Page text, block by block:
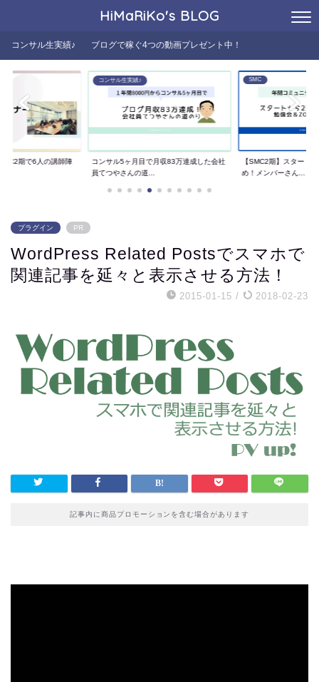
HiMaRiKo's BLOG
コンサル生実績♪ ブログで稼ぐ4つの動画プレゼント中！
収83万達成した会社
SMC
【SMC2期】スタート〜2週間の活動まと
め！メンバーさん...
SMC
【SMC2期】ゼロスタ
3つの理由
プラグイン PR
WordPress Related Postsでスマホで
関連記事を延々と表示させる方法！
2015-01-15 / 2018-02-23
記事内に商品プロモーションを含む場合があります